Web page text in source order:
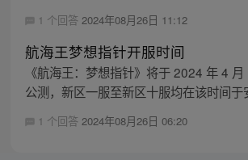
1 个回答 2024年08月26日 11:12
航海王梦想指针开服时间
《航海王：梦想指针》将于 2024 年 4
公测，新区一服至新区十服均在该时间于
1 个回答 2024年08月26日 06:20